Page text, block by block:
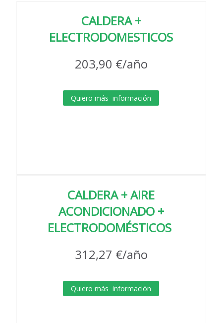
CALDERA +
ELECTRODOMESTICOS
203,90 €/año
Quiero más información
CALDERA + AIRE
ACONDICIONADO +
ELECTRODOMÉSTICOS
312,27 €/año
Quiero más información